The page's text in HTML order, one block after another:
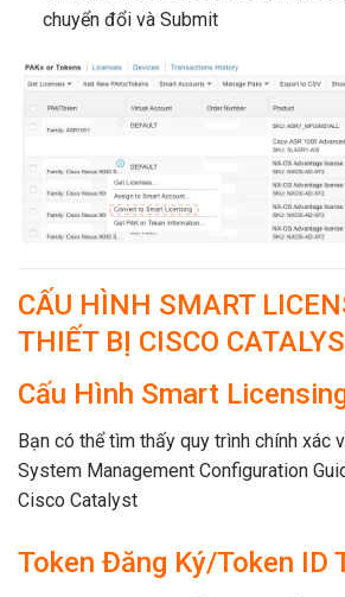
chuyển đổi và Submit
CẤU HÌNH SMART
THIẾT BỊ CISCO
Cấu Hình Smart
Bạn có thể tìm thấy quy trình chính xác
System Management Configuration
Cisco Catalyst
Token Đăng Ký/Token ID